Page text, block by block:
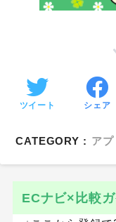
ツイート シェア
CATEGORY : アプ
ECナビ×比較